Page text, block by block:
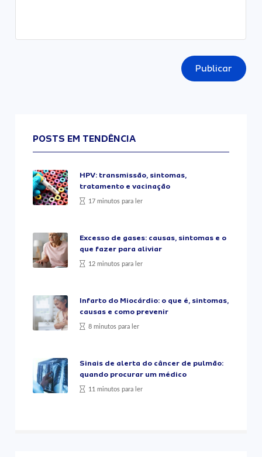
Publicar
POSTS EM TENDÊNCIA
HPV: transmissão, sintomas,
tratamento e vacinação
17 minutos para ler
Excesso de gases: causas, sintomas e o
que fazer para aliviar
12 minutos para ler
Infarto do Miocárdio: o que é, sintomas,
causas e como prevenir
8 minutos para ler
Sinais de alerta do câncer de pulmão:
quando procurar um médico
11 minutos para ler